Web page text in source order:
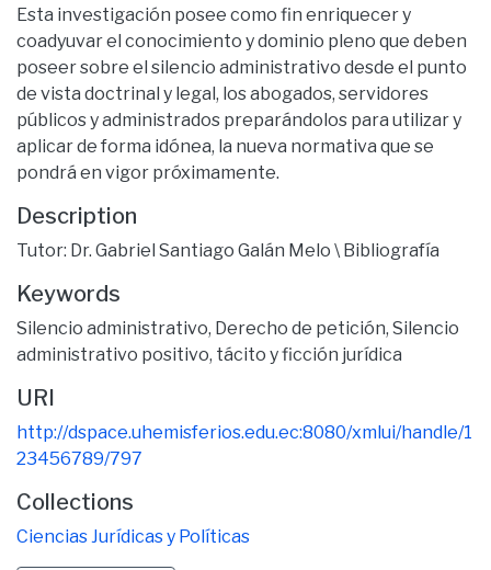
Esta investigación posee como fin enriquecer y
coadyuvar el conocimiento y dominio pleno que deben
poseer sobre el silencio administrativo desde el punto
de vista doctrinal y legal, los abogados, servidores
públicos y administrados preparándolos para utilizar y
aplicar de forma idónea, la nueva normativa que se
pondrá en vigor próximamente.
Description
Tutor: Dr. Gabriel Santiago Galán Melo \ Bibliografía
Keywords
Silencio administrativo, Derecho de petición, Silencio
administrativo positivo, tácito y ficción jurídica
URI
http://dspace.uhemisferios.edu.ec:8080/xmlui/handle/1
23456789/797
Collections
Ciencias Jurídicas y Políticas